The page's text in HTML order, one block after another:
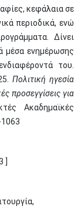
κεφάλαια σε
περιοδικά, ενώ
Δίνει
μέσα ενημέρωσης
του.
Πολιτική ηγεσία
προσεγγίσεις για
Ακαδημαϊκές
]